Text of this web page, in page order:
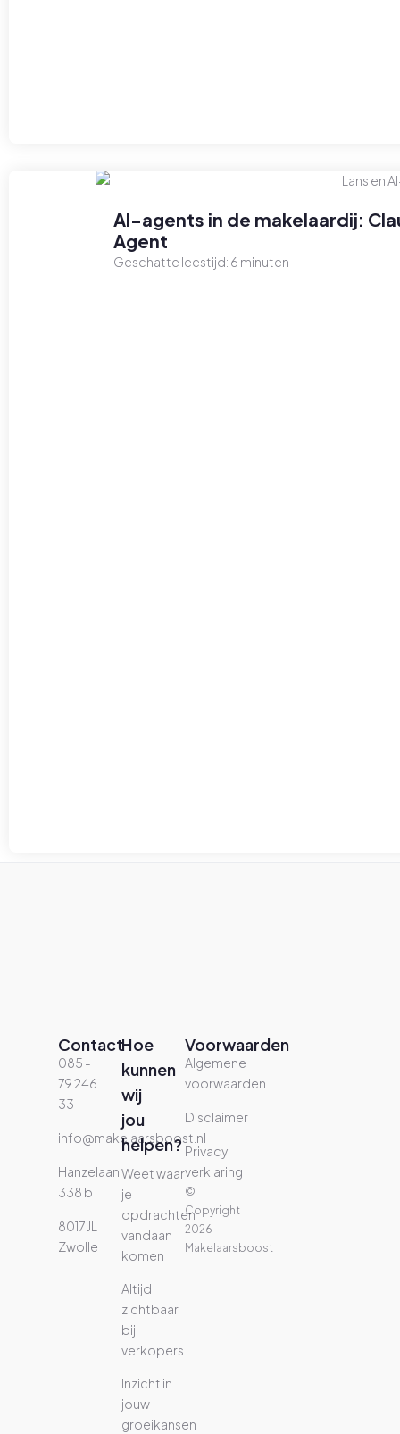
AI-agents in de makelaardij:
Agent
Geschatte leestijd: 6 minuten
Contact
085 -
79 246
33
info@makelaarsboost.nl
Hanzelaan
338 b
8017 JL
Zwolle
Hoe
kunnen
wij
jou
helpen?
Weet waar
je
opdrachten
vandaan
komen
Altijd
zichtbaar
bij
verkopers
Inzicht in
jouw
groeikansen
Voorwaarden
Algemene
voorwaarden
Disclaimer
Privacy
verklaring
©
Copyright
2026
Makelaarsboost